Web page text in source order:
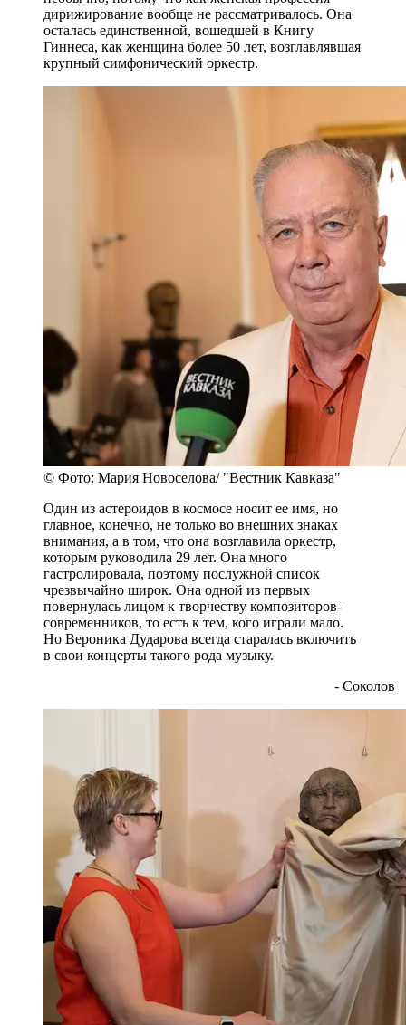
дирижирование вообще не рассматривалось. Она
осталась единственной, вошедшей в Книгу
Гиннеса, как женщина более 50 лет, возглавлявшая
крупный симфонический оркестр.
© Фото: Мария Новоселова/ "Вестник Кавказа"
Один из астероидов в космосе носит ее имя, но
главное, конечно, не только во внешних знаках
внимания, а в том, что она возглавила оркестр,
которым руководила 29 лет. Она много
гастролировала, поэтому послужной список
чрезвычайно широк. Она одной из первых
повернулась лицом к творчеству композиторов-
современников, то есть к тем, кого играли мало.
Но Вероника Дударова всегда старалась включить
в свои концерты такого рода музыку.
- Соколов